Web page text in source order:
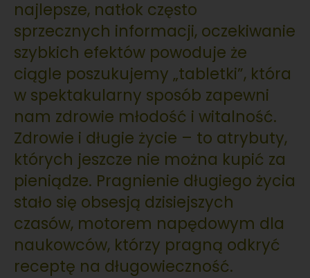
najlepsze, natłok często
sprzecznych informacji, oczekiwanie
szybkich efektów powoduje że
ciągle poszukujemy „tabletki”, która
w spektakularny sposób zapewni
nam zdrowie młodość i witalność.
Zdrowie i długie życie – to atrybuty,
których jeszcze nie można kupić za
pieniądze. Pragnienie długiego życia
stało się obsesją dzisiejszych
czasów, motorem napędowym dla
naukowców, którzy pragną odkryć
receptę na długowieczność.